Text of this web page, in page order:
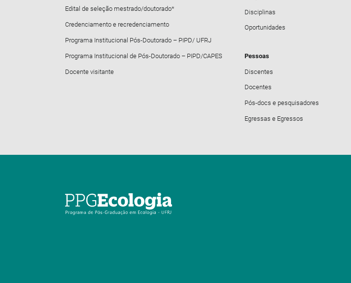
Edital de seleção mestrado/doutorado*
Credenciamento e recredenciamento
Programa Institucional Pós-Doutorado – PIPD/ UFRJ
Programa Institucional de Pós-Doutorado – PIPD/CAPES
Docente visitante
Disciplinas
Oportunidades
Pessoas
Discentes
Docentes
Pós-docs e pesquisadores
Egressas e Egressos